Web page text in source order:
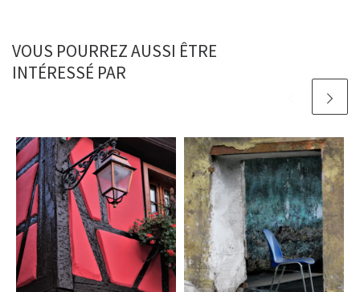
VOUS POURREZ AUSSI ÊTRE
INTÉRESSÉ PAR